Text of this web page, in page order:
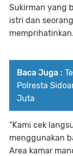
Sukirman yang
istri dan
memprihatinkan.
Baca Juga :
Polresta
Juta
“Kami cek
menggunakan
Area kamar